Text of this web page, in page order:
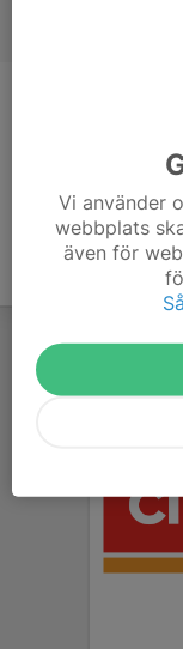
Vi använder
webbplats
även för